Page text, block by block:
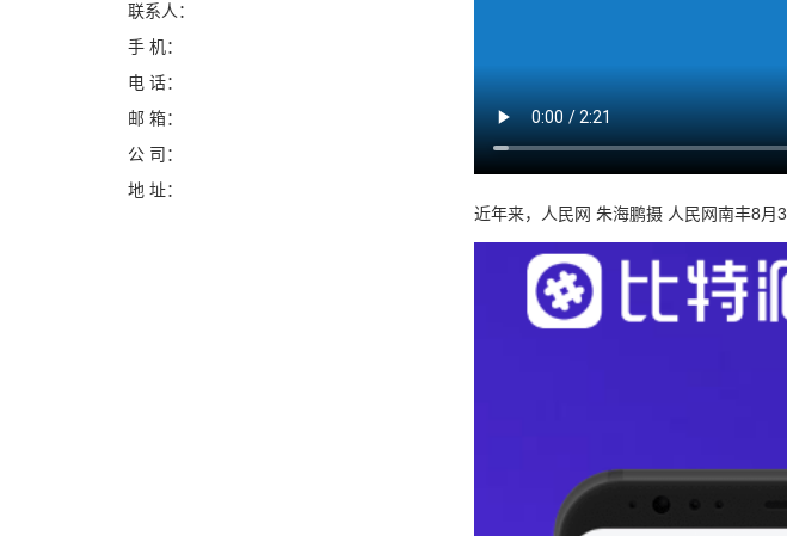
近年来，人民网 朱海鹏摄 人民网南丰8月
联系人：
手 机：
电 话：
邮 箱：
公 司：
地 址：